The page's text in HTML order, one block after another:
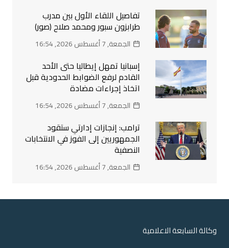
تفاصيل اللقاء الأول بين مدرب
طرابزون سبور ومحمد صلاح (صور)
الجمعة, 7 أغسطس 2026, 16:54
إسبانيا تمهل إيطاليا حتى الأحد
القادم لرفع الضوابط الحدودية قبل
اتخاذ إجراءات مضادة
الجمعة, 7 أغسطس 2026, 16:54
ترامب: إنجازات إدارتي ستقود
الجمهوريين إلى الفوز في الانتخابات
النصفية
الجمعة, 7 أغسطس 2026, 16:54
وكالة السابعة الاعلامية